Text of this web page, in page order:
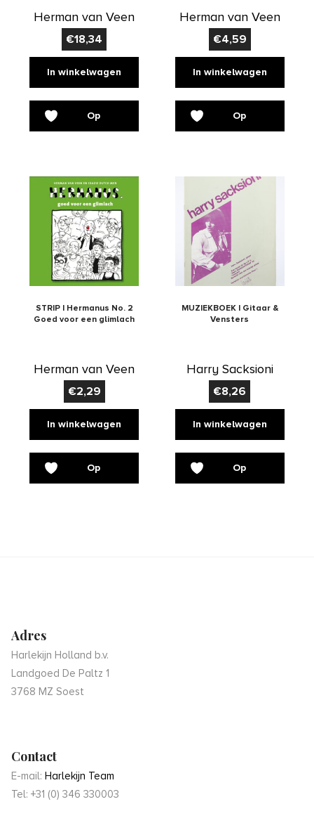
Herman van Veen
€18,34
In winkelwagen
Op
Herman van Veen
€4,59
In winkelwagen
Op
STRIP | Hermanus No. 2
Goed voor een glimlach
Herman van Veen
€2,29
In winkelwagen
Op
MUZIEKBOEK | Gitaar &
Vensters
Harry Sacksioni
€8,26
In winkelwagen
Op
Adres
Harlekijn Holland b.v.
Landgoed De Paltz 1
3768 MZ Soest
Contact
E-mail: Harlekijn Team
Tel: +31 (0) 346 330003